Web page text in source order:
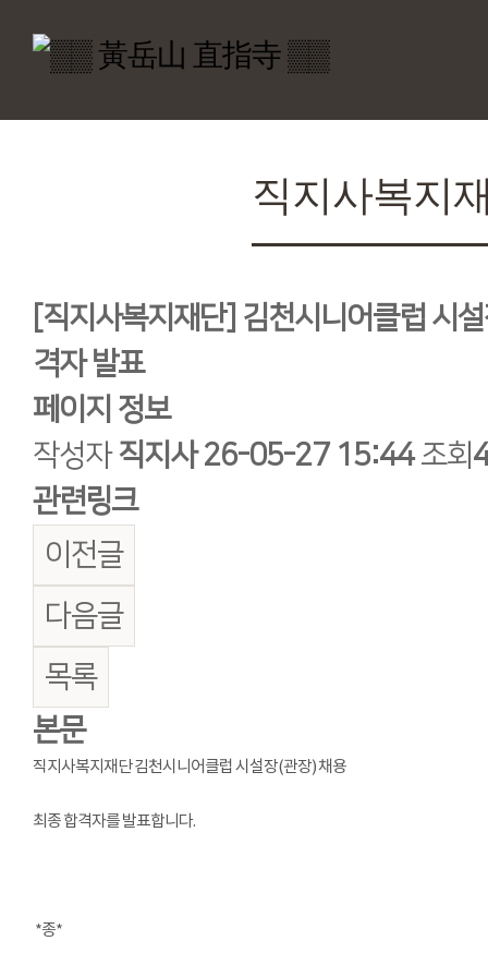
직지사복지
[직지사복지재단] 김천시니어클럽 시
격자 발표
페이지 정보
작성자직지사 26-05-27 15:44조회
관련링크
이전글
다음글
목록
본문
직지사복지재단 김천시니어클럽 시설장(관장) 채용
최종 합격자를 발표합니다.
*종*